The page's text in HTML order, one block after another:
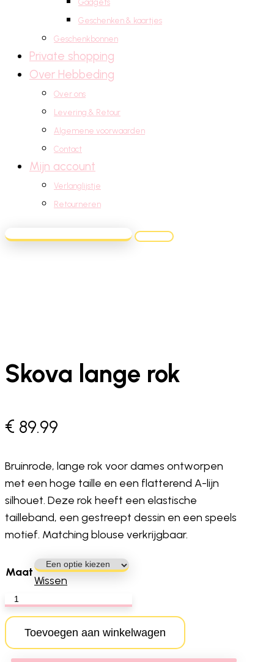
Gadgets
Geschenken & kaartjes
Geschenkbonnen
Private shopping
Over Hebbeding
Over ons
Levering & Retour
Algemene voorwaarden
Contact
Mijn account
Verlanglijstje
Retourneren
Skova lange rok
€ 89.99
Bruinrode, lange rok voor dames ontworpen
met een hoge taille en een flatterend A-lijn
silhouet. Deze rok heeft een elastische
tailleband, een gestreept dessin en een speels
motief. Matching blouse verkrijgbaar.
Maat
Wissen
Skova
lange
aantal
Toevoegen aan winkelwagen